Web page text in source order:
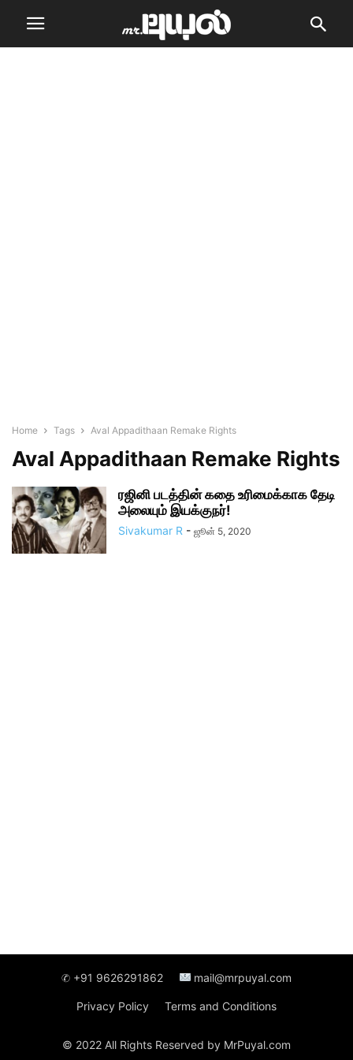
Home Tags Aval Appadithaan Remake Rights
Aval Appadithaan Remake Rights
ரஜினி படத்தின் கதை உரிமைக்காக தேடி
அலையும் இயக்குநர்!
Sivakumar R - ஜூன் 5, 2020
✆ +91 9626291862 mail@mrpuyal.com
Privacy Policy Terms and Conditions
© 2022 All Rights Reserved by MrPuyal.com